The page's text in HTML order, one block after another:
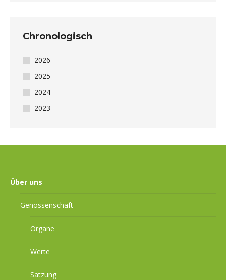
Chronologisch
2026
2025
2024
2023
Über uns
Genossenschaft
Organe
Werte
Satzung